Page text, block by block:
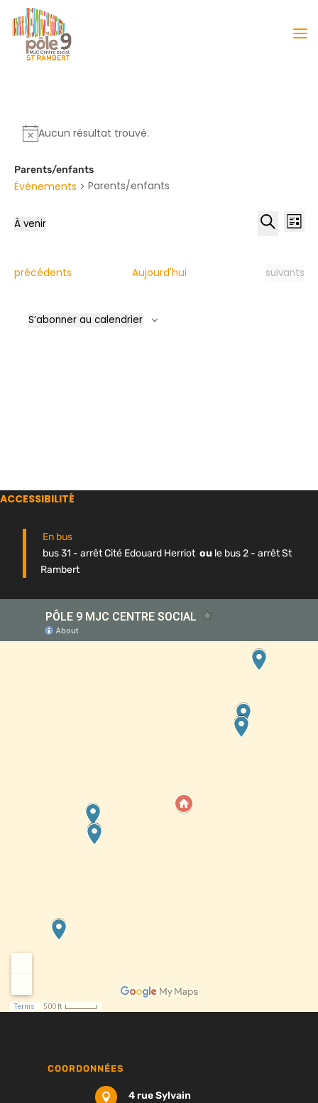
Aucun résultat trouvé.
Parents/enfants
Évènements Parents/enfants
de
de
Liste
À venir
date.
Évènements
précédents Aujourd'hui suivants
S’abonner au calendrier
ACCESSIBILITÉ
En bus
bus 31 - arrêt Cité Edouard Herriot ou le bus 2 - arrêt St
Rambert
COORDONNÉES

4 rue Sylvain